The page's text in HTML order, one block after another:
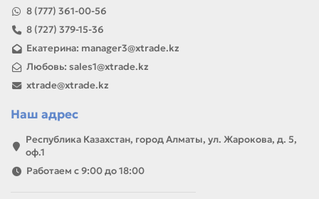
8 (777) 361-00-56
8 (727) 379-15-36
Екатерина: manager3@xtrade.kz
Любовь: sales1@xtrade.kz
xtrade@xtrade.kz
Наш адрес
Республика Казахстан, город Алматы, ул. Жарокова, д. 5,
оф.1
Работаем с 9:00 до 18:00